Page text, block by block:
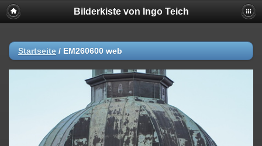
Bilderkiste von Ingo Teich
Startseite / EM260600 web